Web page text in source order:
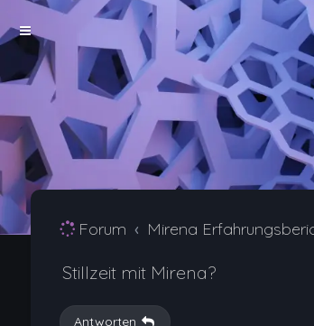
Forum Mirena
Stillzeit mit Mirena?
Antworten